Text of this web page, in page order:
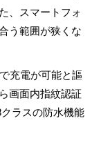
、スマートフォ
う範囲が狭くな
充電が可能と謳
画面内指紋認証
ラスの防水機能